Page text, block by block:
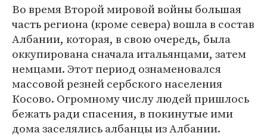
Во время Второй мировой войны большая
часть региона (кроме севера) вошла в состав
Албании, которая, в свою очередь, была
оккупирована сначала итальянцами, затем
немцами. Этот период ознаменовался
массовой резней сербского населения
Косово. Огромному числу людей пришлось
бежать ради спасения, в покинутые ими
дома заселялись албанцы из Албании.